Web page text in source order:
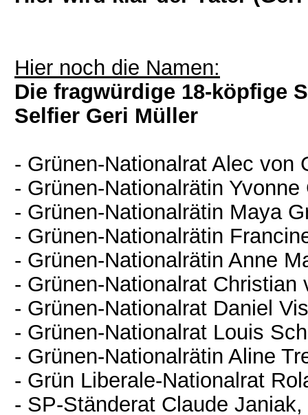
Hier noch die Namen:
Die fragwürdige 18-köpfige
Selfier Geri Müller
- Grünen-Nationalrat Alec von
- Grünen-Nationalrätin Yvonne
- Grünen-Nationalrätin Maya
- Grünen-Nationalrätin
- Grünen-Nationalrätin Anne
- Grünen-Nationalrat Christian
- Grünen-Nationalrat Daniel
- Grünen-Nationalrat Louis
- Grünen-Nationalrätin Aline
- Grün Liberale-Nationalrat
- SP-Ständerat Claude Janiak,